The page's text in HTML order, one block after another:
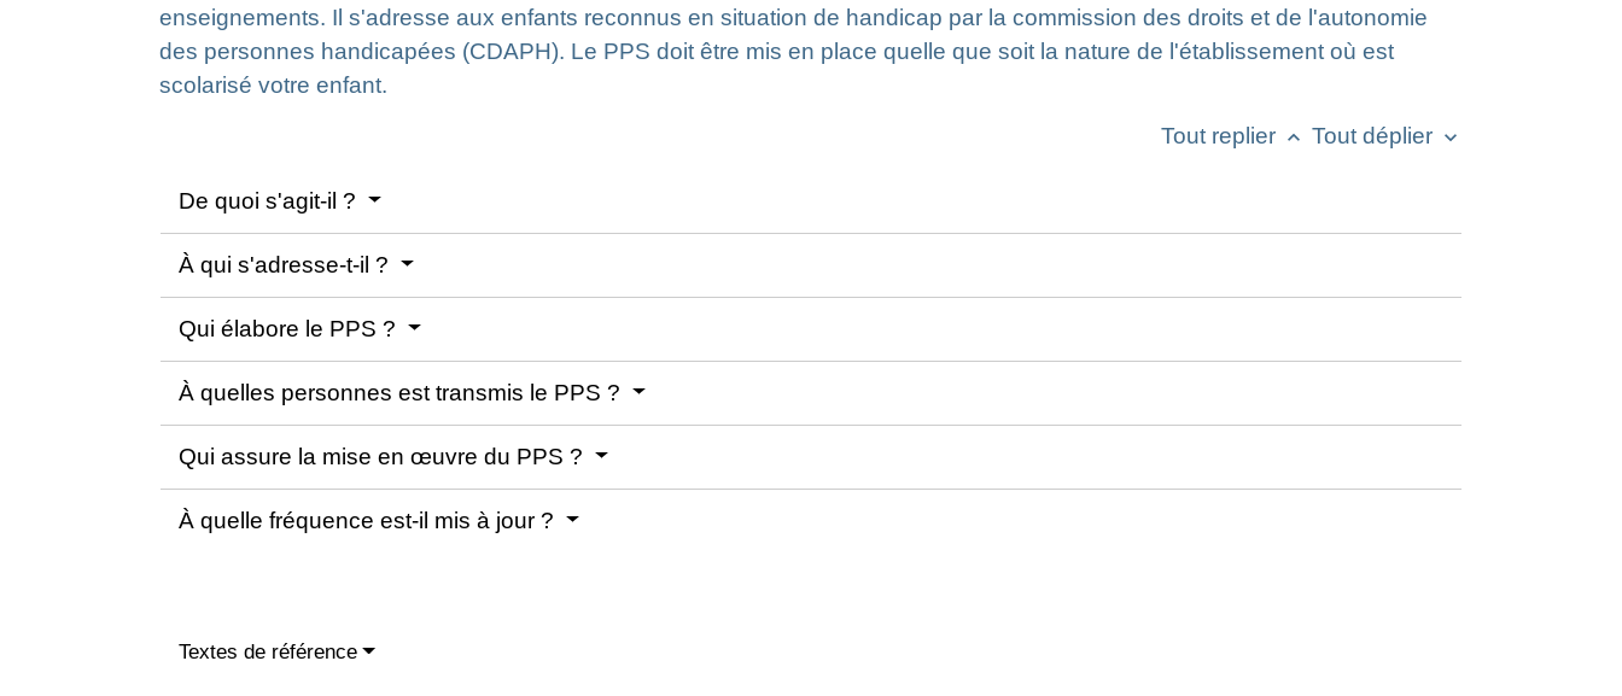
enseignements. Il s'adresse aux enfants reconnus en situation de handicap par la commission des droits et de l'autonomie
des personnes handicapées (CDAPH). Le PPS doit être mis en place quelle que soit la nature de l'établissement où est
scolarisé votre enfant.
Tout replier keyboard_arrow_up Tout déplier keyboard_arrow_down
De quoi s'agit-il ?
À qui s'adresse-t-il ?
Qui élabore le PPS ?
À quelles personnes est transmis le PPS ?
Qui assure la mise en œuvre du PPS ?
À quelle fréquence est-il mis à jour ?
Textes de référence